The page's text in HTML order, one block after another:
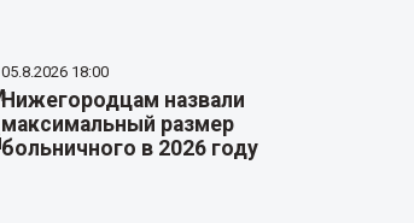
05.8.2026 18:00
Нижегородцам назвали
максимальный размер
больничного в 2026 году